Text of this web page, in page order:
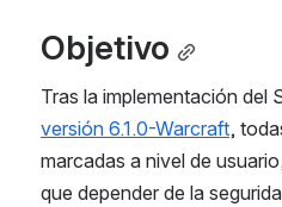
Objetivo
versión 6.1.0-Warcraft,
marcadas a nivel de
que depender de la